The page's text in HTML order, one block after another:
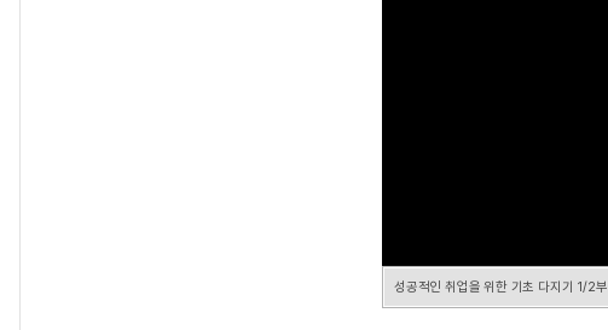
성공적인 취업을 위한 기초 다지기 1/2부